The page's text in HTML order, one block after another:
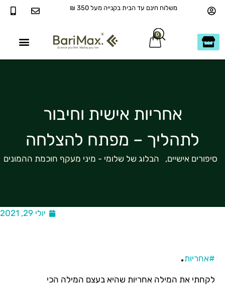
משלוח חינם עד הבית בקנייה מעל 350 ₪
0
אחריות אישית וחיבור
לתהליך – מפתח להצלחה
סיפורים אישיים, הבלוג של שלומי - מיני מעקף חוכמת ההמונים
יולי 29, 2021
#אחריות.
לקחתי את המילה אחריות שהיא בעצם המילה הכי